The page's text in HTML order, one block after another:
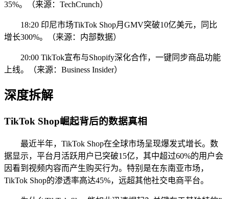
35%。（来源：TechCrunch）
18:20 印尼市场TikTok Shop月GMV突破10亿美元，同比
增长300%。（来源：内部数据）
20:00 TikTok宣布与Shopify深化合作，一键同步商品功能
上线。（来源：Business Insider）
深度拆解
TikTok Shop崛起背后的数据真相
最近半年，TikTok Shop在全球市场呈现爆发式增长。数
据显示，平台月活跃用户已突破15亿，其中超过60%的用户会
因看到视频内容而产生购买行为。特别是在东南亚市场，
TikTok Shop的渗透率高达45%，远超其他社交电商平台。